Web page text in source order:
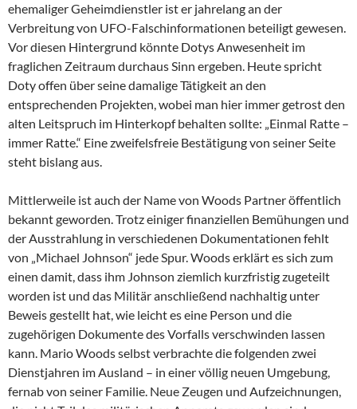
ehemaliger Geheimdienstler ist er jahrelang an der
Verbreitung von UFO-Falschinformationen beteiligt gewesen.
Vor diesen Hintergrund könnte Dotys Anwesenheit im
fraglichen Zeitraum durchaus Sinn ergeben. Heute spricht
Doty offen über seine damalige Tätigkeit an den
entsprechenden Projekten, wobei man hier immer getrost den
alten Leitspruch im Hinterkopf behalten sollte: „Einmal Ratte –
immer Ratte.“ Eine zweifelsfreie Bestätigung von seiner Seite
steht bislang aus.
Mittlerweile ist auch der Name von Woods Partner öffentlich
bekannt geworden. Trotz einiger finanziellen Bemühungen und
der Ausstrahlung in verschiedenen Dokumentationen fehlt
von „Michael Johnson“ jede Spur. Woods erklärt es sich zum
einen damit, dass ihm Johnson ziemlich kurzfristig zugeteilt
worden ist und das Militär anschließend nachhaltig unter
Beweis gestellt hat, wie leicht es eine Person und die
zugehörigen Dokumente des Vorfalls verschwinden lassen
kann. Mario Woods selbst verbrachte die folgenden zwei
Dienstjahren im Ausland – in einer völlig neuen Umgebung,
fernab von seiner Familie. Neue Zeugen und Aufzeichnungen,